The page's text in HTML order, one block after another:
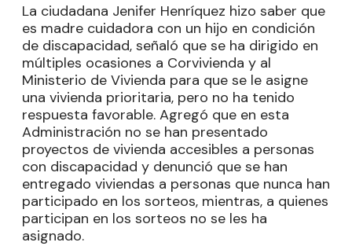
La ciudadana Jenifer Henríquez hizo saber que
es madre cuidadora con un hijo en condición
de discapacidad, señaló que se ha dirigido en
múltiples ocasiones a Corvivienda y al
Ministerio de Vivienda para que se le asigne
una vivienda prioritaria, pero no ha tenido
respuesta favorable. Agregó que en esta
Administración no se han presentado
proyectos de vivienda accesibles a personas
con discapacidad y denunció que se han
entregado viviendas a personas que nunca han
participado en los sorteos, mientras, a quienes
participan en los sorteos no se les ha
asignado.